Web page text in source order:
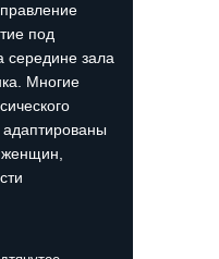
под
середине зала
Многие